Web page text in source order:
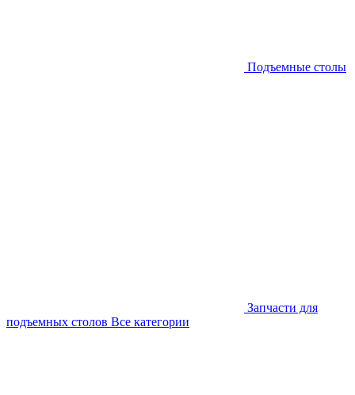
Подъемные столы
Запчасти для
подъемных столов Все категории